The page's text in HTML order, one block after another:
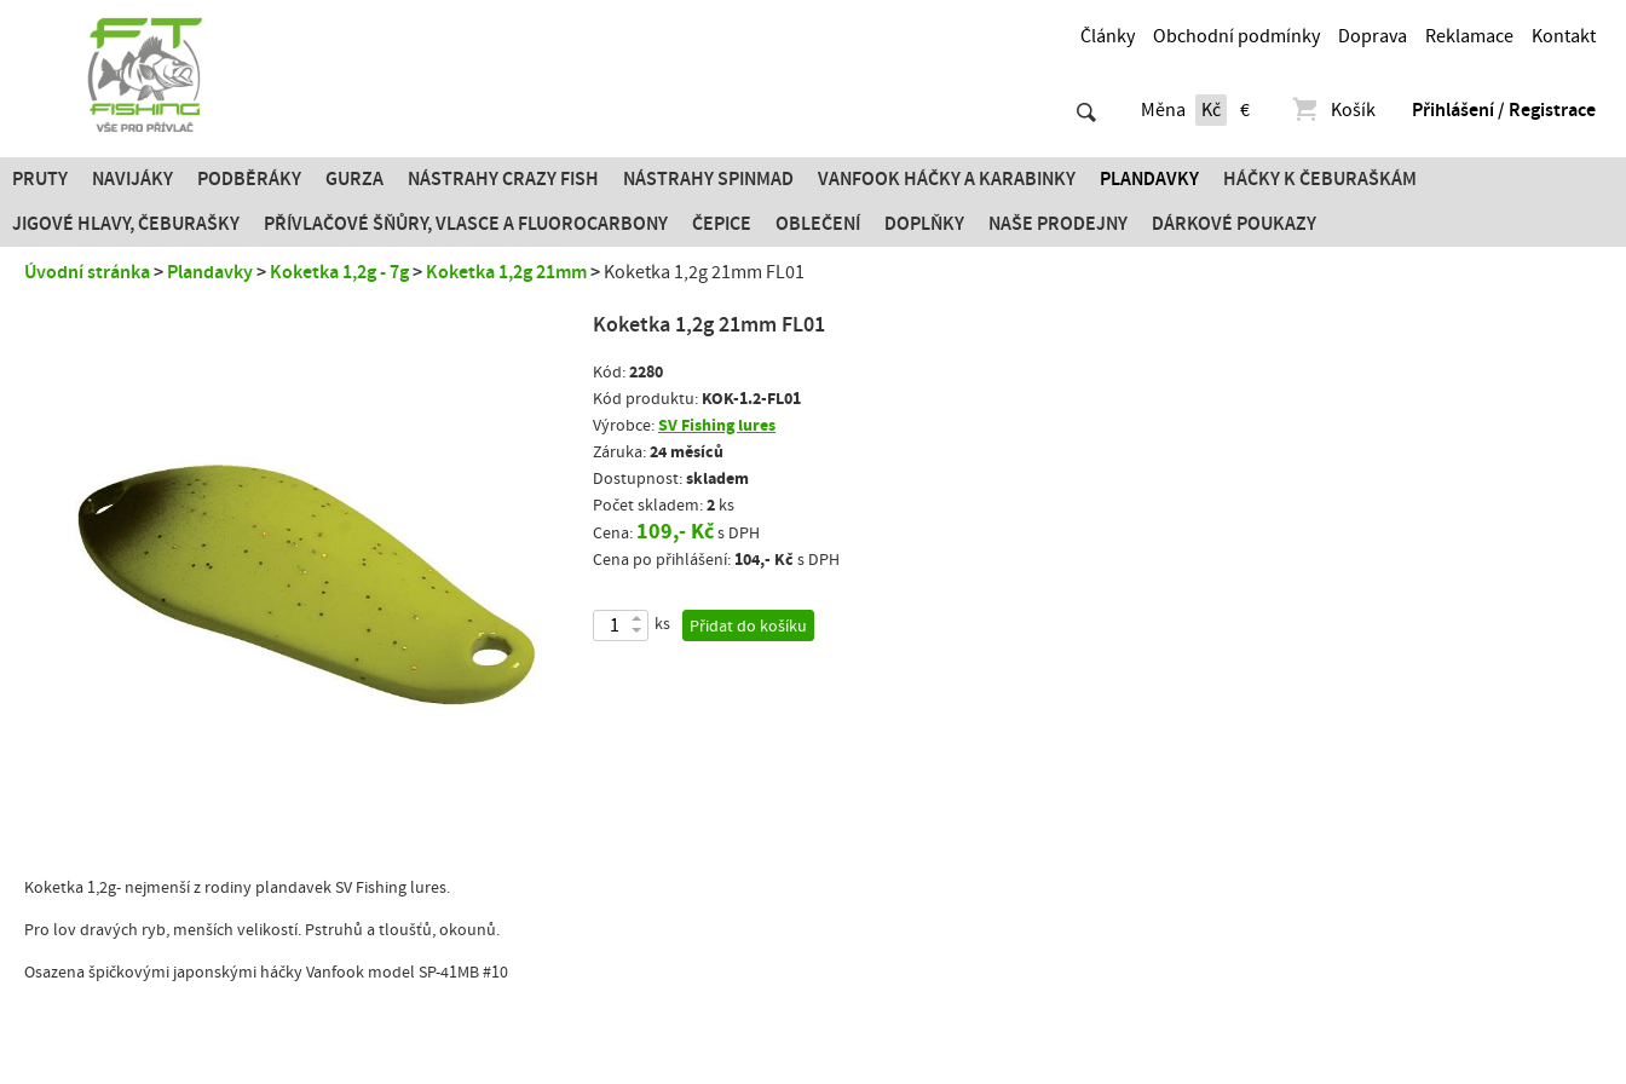
Články Obchodní podmínky Doprava Reklamace Kontakt
Měna Kč € Košík Přihlášení / Registrace
PRUTY NAVIJÁKY PODBĚRÁKY GURZA NÁSTRAHY CRAZY FISH NÁSTRAHY SPINMAD VANFOOK HÁČKY A KARABINKY PLANDAVKY HÁČKY K ČEBURAŠKÁM
JIGOVÉ HLAVY, ČEBURAŠKY PŘÍVLAČOVÉ ŠŇŮRY, VLASCE A FLUOROCARBONY ČEPICE OBLEČENÍ DOPLŇKY NAŠE PRODEJNY DÁRKOVÉ POUKAZY
Úvodní stránka Plandavky Koketka 1,2g - 7g Koketka 1,2g 21mm Koketka 1,2g 21mm FL01
Koketka 1,2g 21mm FL01
Kód:2280
Kód produktu: KOK-1.2-FL01
Výrobce:SV Fishing lures
Záruka:24 měsíců
Dostupnost:skladem
Počet skladem:2 ks
Cena: 109,- Kčs DPH
Cena po přihlášení: 104,- Kč s DPH
ks Přidat do košíku
Koketka 1,2g- nejmenší z rodiny plandavek SV Fishing lures.
Pro lov dravých ryb, menších velikostí. Pstruhů a tloušťů, okounů.
Osazena špičkovými japonskými háčky Vanfook model SP-41MB #10